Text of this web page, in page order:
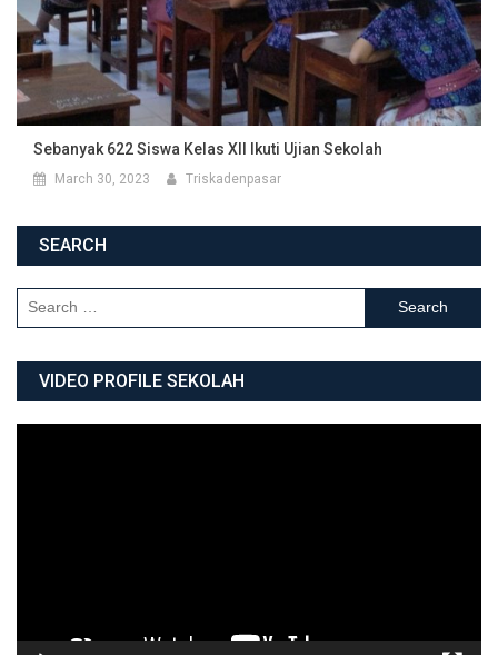
Sebanyak 622 Siswa Kelas XII Ikuti Ujian Sekolah
March 30, 2023 Triskadenpasar
SEARCH
Search for:
VIDEO PROFILE SEKOLAH